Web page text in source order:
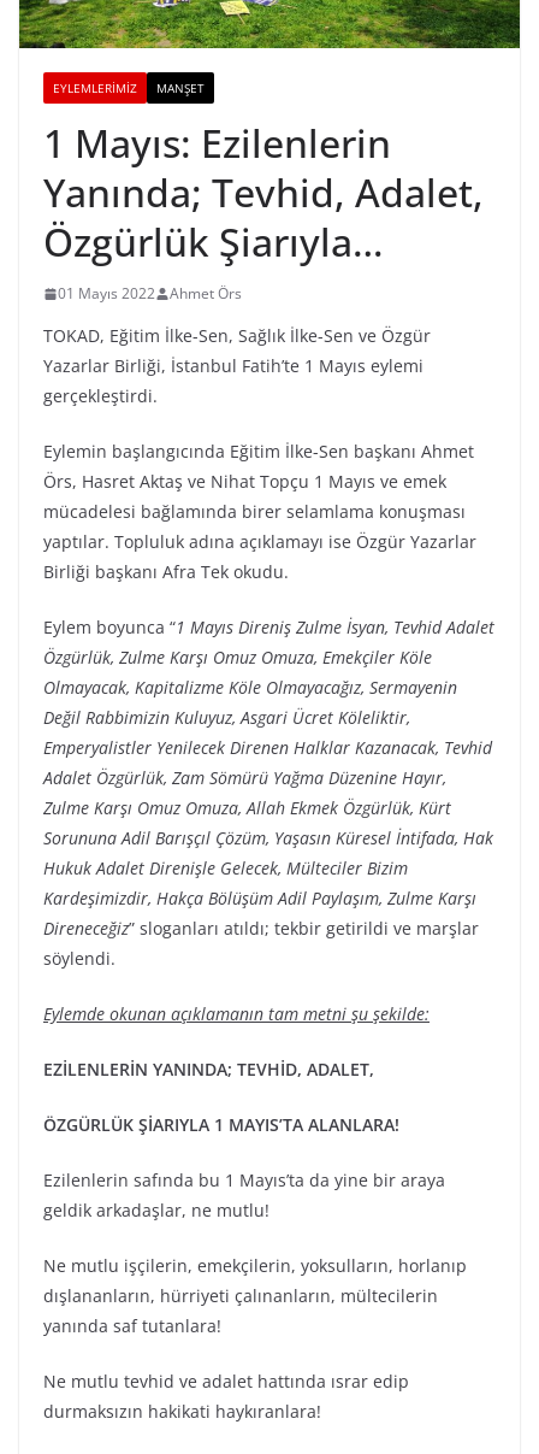
EYLEMLERIMIZ MANŞET
1 Mayıs: Ezilenlerin
Yanında; Tevhid, Adalet,
Özgürlük Şiarıyla…
01 Mayıs 2022 Ahmet Örs
TOKAD, Eğitim İlke-Sen, Sağlık İlke-Sen ve Özgür
Yazarlar Birliği, İstanbul Fatih’te 1 Mayıs eylemi
gerçekleştirdi.
Eylemin başlangıcında Eğitim İlke-Sen başkanı Ahmet
Örs, Hasret Aktaş ve Nihat Topçu 1 Mayıs ve emek
mücadelesi bağlamında birer selamlama konuşması
yaptılar. Topluluk adına açıklamayı ise Özgür Yazarlar
Birliği başkanı Afra Tek okudu.
Eylem boyunca “1 Mayıs Direniş Zulme İsyan, Tevhid Adalet
Özgürlük, Zulme Karşı Omuz Omuza, Emekçiler Köle
Olmayacak, Kapitalizme Köle Olmayacağız, Sermayenin
Değil Rabbimizin Kuluyuz, Asgari Ücret Köleliktir,
Emperyalistler Yenilecek Direnen Halklar Kazanacak, Tevhid
Adalet Özgürlük, Zam Sömürü Yağma Düzenine Hayır,
Zulme Karşı Omuz Omuza, Allah Ekmek Özgürlük, Kürt
Sorununa Adil Barışçıl Çözüm, Yaşasın Küresel İntifada, Hak
Hukuk Adalet Direnişle Gelecek, Mülteciler Bizim
Kardeşimizdir, Hakça Bölüşüm Adil Paylaşım, Zulme Karşı
Direneceğiz” sloganları atıldı; tekbir getirildi ve marşlar
söylendi.
Eylemde okunan açıklamanın tam metni şu şekilde:
EZİLENLERİN YANINDA; TEVHİD, ADALET,
ÖZGÜRLÜK ŞİARIYLA 1 MAYIS’TA ALANLARA!
Ezilenlerin safında bu 1 Mayıs’ta da yine bir araya
geldik arkadaşlar, ne mutlu!
Ne mutlu işçilerin, emekçilerin, yoksulların, horlanıp
dışlananların, hürriyeti çalınanların, mültecilerin
yanında saf tutanlara!
Ne mutlu tevhid ve adalet hattında ısrar edip
durmaksızın hakikati haykıranlara!